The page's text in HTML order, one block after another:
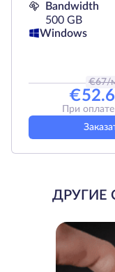
Bandwidth
500 GB
Windows
€67/
€
При
ДРУГИЕ